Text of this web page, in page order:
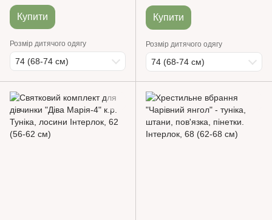
Купити
Розмір дитячого одягу
74 (68-74 см)
Купити
Розмір дитячого одягу
74 (68-74 см)